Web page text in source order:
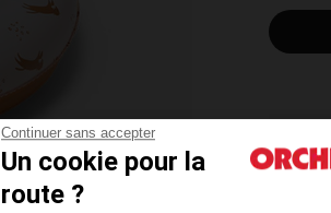
Continuer sans accepter
Un cookie pour la
route ?